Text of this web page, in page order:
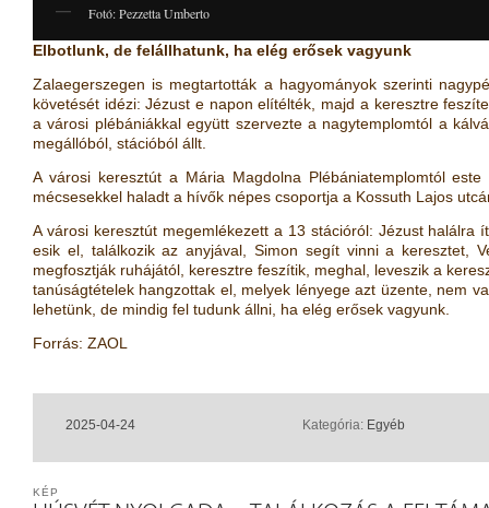
Fotó: Pezzetta Umberto
Elbotlunk, de felállhatunk, ha elég erősek vagyunk
Zalaegerszegen is megtartották a hagyományok szerinti
követését idézi: Jézust e napon elítélték, majd a keresztre
a városi plébániákkal együtt szervezte a nagytemplomtól a
megállóból, stációból állt.
A városi keresztút a Mária Magdolna Plébániatemplomtól
mécsesekkel haladt a hívők népes csoportja a Kossuth Lajos
A városi keresztút megemlékezett a 13 stációról: Jézust halálra
esik el, találkozik az anyjával, Simon segít vinni a keresztet,
megfosztják ruhájától, keresztre feszítik, meghal, leveszik a
tanúságtételek hangzottak el, melyek lényege azt üzente, nem
lehetünk, de mindig fel tudunk állni, ha elég erősek vagyunk.
Forrás: ZAOL
2025-04-24 Kategória: Egyéb
KÉP